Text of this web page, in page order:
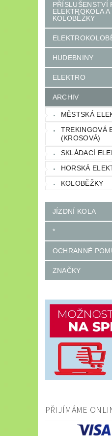
PŘÍSLUŠENSTVÍ
ELEKTROKOLA A
KOLOBĚŽKY
HUDEBNINY
ELEKTRO
ARCHIV
MĚSTSKÁ
TREKINGOVÁ
(KROSOVÁ)
SKLÁDACÍ
HORSKÁ
KOLOBĚŽKY
JÍZDNÍ KOLA
*
OCHRANNÉ
ZNAČKY
PŘIJÍMÁME